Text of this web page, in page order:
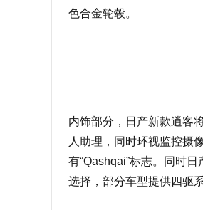
色合金轮毂。
内饰部分，日产新款逍客
人助理，同时环视监控摄
有“Qashqai”标志。同时日
选择，部分车型提供四驱系